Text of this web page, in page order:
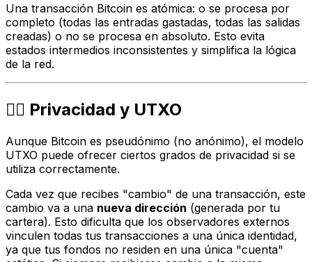
Una transacción Bitcoin es atómica: o se procesa por
completo (todas las entradas gastadas, todas las salidas
creadas) o no se procesa en absoluto. Esto evita
estados intermedios inconsistentes y simplifica la lógica
de la red.
🕵️‍♂️ Privacidad y UTXO
Aunque Bitcoin es pseudónimo (no anónimo), el modelo
UTXO puede ofrecer ciertos grados de privacidad si se
utiliza correctamente.
Cada vez que recibes "cambio" de una transacción, este
cambio va a una nueva dirección (generada por tu
cartera). Esto dificulta que los observadores externos
vinculen todas tus transacciones a una única identidad,
ya que tus fondos no residen en una única "cuenta"